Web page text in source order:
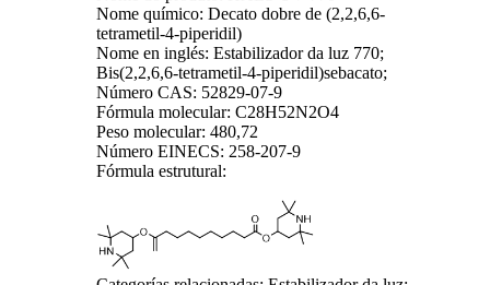
Nome químico: Decato dobre de (2,2,6,6-
tetrametil-4-piperidil)
Nome en inglés: Estabilizador da luz 770;
Bis(2,2,6,6-tetrametil-4-piperidil)sebacato;
Número CAS: 52829-07-9
Fórmula molecular: C28H52N2O4
Peso molecular: 480,72
Número EINECS: 258-207-9
Fórmula estrutural: